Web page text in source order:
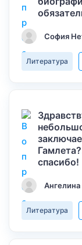
София
Литература
спасибо!
Литература